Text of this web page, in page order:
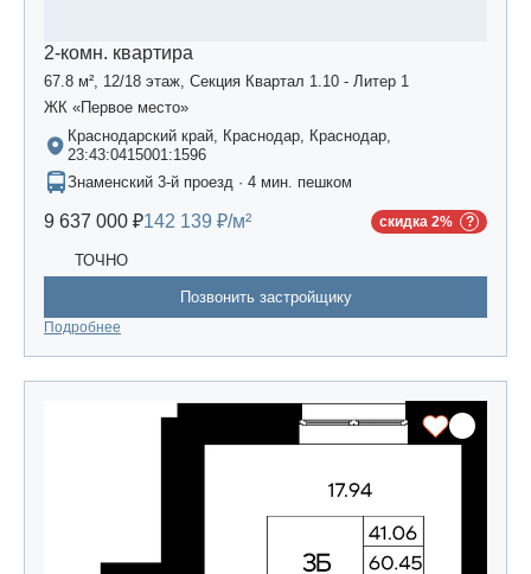
2-комн. квартира
67.8 м², 12/18 этаж, Секция Квартал 1.10 - Литер 1
ЖК «Первое место»
Краснодарский край, Краснодар, Краснодар,
23:43:0415001:1596
Знаменский 3-й проезд · 4 мин. пешком
9 637 000 ₽142 139 ₽/м² скидка 2%
ТОЧНО
Позвонить застройщику
Подробнее